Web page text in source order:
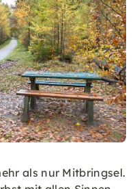
als nur Mitbringsel.